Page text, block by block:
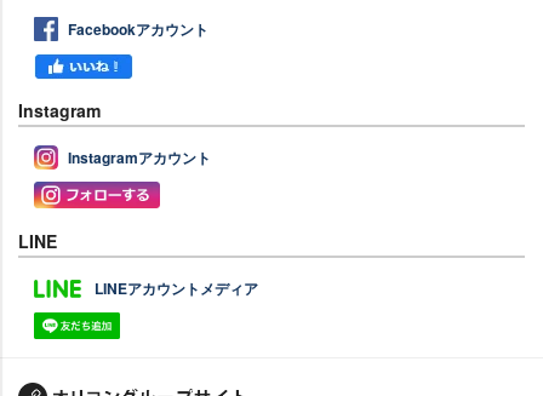
Facebookアカウント
Instagram
Instagramアカウント
LINE
LINEアカウントメディア